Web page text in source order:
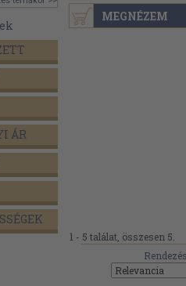
ÁR
MEGNÉZEM
1 - 5 találat, összesen 5.